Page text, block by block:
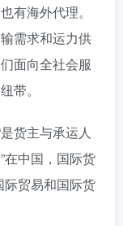
有海外代理。
需求和运力供
面向全社会服
带。
货主与承运人
在中国，国际货
际贸易和国际货